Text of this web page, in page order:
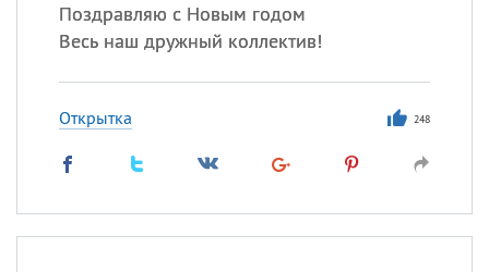
Поздравляю с Новым годом
Весь наш дружный коллектив!
Открытка 248